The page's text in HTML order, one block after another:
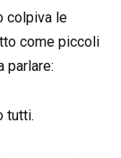
colpiva le
come piccoli
parlare:
tutti.